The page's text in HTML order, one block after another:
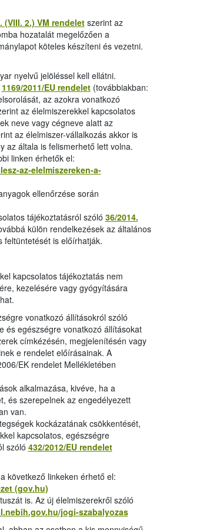
(VIII. 2.) VM rendeletszerint az
hozatalát megelőzően a
köteles készíteni és vezetni.
nyelvű jelöléssel kell ellátni.
1169/2011/EU rendelet(továbbiakban:
az azokra vonatkozó
az élelmiszerekkel kapcsolatos
neve vagy cégneve alatt az
az élelmiszer-vállalkozás akkor is
az általa is felismerhető lett volna.
linken érhetők el:
az-elelmiszereken-a-
ellenőrzése során
tájékoztatásról szóló 36/2014.
külön rendelkezések az általános
feltüntetését is előírhatják.
kapcsolatos tájékoztatás nem
kezelésére vagy gyógyítására
vonatkozó állításokról szóló
és egészségre vonatkozó állításokat
címkézésén, megjelenítésén vagy
e rendelet előírásainak. A
EK rendelet Mellékletében
alkalmazása, kivéve, ha a
és szerepelnek az engedélyezett
van.
kockázatának csökkentését,
kapcsolatos, egészségre
szóló 432/2012/EU rendelet
következő linkeken érhető el:
(gov.hu)
is. Az új élelmiszerekről szóló
jogi-szabalyozas